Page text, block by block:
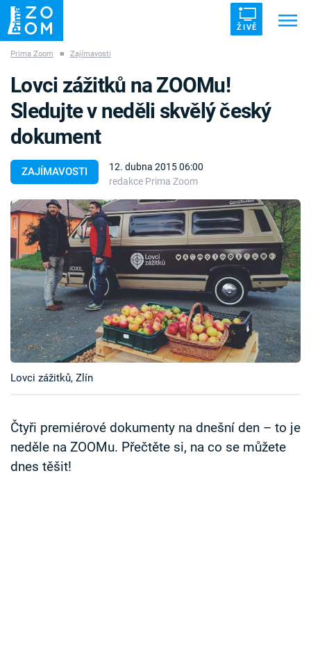
ŽIVĚ
ZÁHADY VETŘELCI DÁVNOVĚKU
Témata
Témata
Pořady
TV Program
Časopis
Sledujte prima+
Sledujte nás
Prima Zoom ■ Zajímavosti
ZAJÍMAVOSTI
12. dubna 2015 06:00
redakce Prima Zoom
Lovci zážitků na ZOOMu!
Sledujte v neděli skvělý český
dokument
Lovci zážitků, Zlín
Čtyři premiérové dokumenty na dnešní den – to je
neděle na ZOOMu. Přečtěte si, na co se můžete
dnes těšit!